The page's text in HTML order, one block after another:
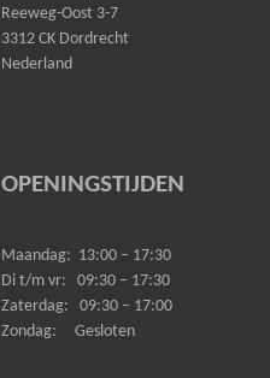
Reeweg-Oost 3-7
3312 CK Dordrecht
Nederland
OPENINGSTIJDEN
Maandag: 13:00 – 17:30
Di t/m vr: 09:30 – 17:30
Zaterdag: 09:30 – 17:00
Zondag: Gesloten